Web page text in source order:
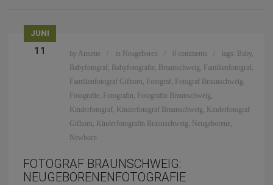
JUNI
11 by Annette in Neugeboren 0 comments tags: Baby,
Babyfotograf, Babyfotografie, Braunschweig, Familienfotograf,
Familienfotograf Gifhorn, Fotograf, Fotograf Braunschweig,
Fotografie, Fotografin, Fotografin Braunschweig,
Kinderfotograf, Kinderfotograf Braunschweig, Kinderfotograf
Gifhorn, Kinderfotografin Braunschweig, Neugeborene,
Newborn
FOTOGRAF BRAUNSCHWEIG:
NEUGEBORENENFOTOGRAFIE